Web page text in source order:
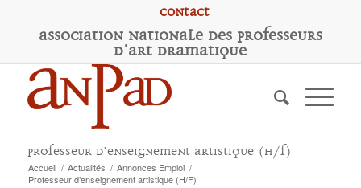
Contact
Association Nationale des Professeurs
d'Art Dramatique
Professeur d’enseignement artistique (H/F)
Accueil / Actualités / Annonces Emploi /
Professeur d’enseignement artistique (H/F)